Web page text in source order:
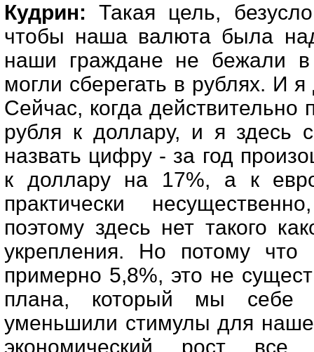
Кудрин: Такая цель,
чтобы наша валюта была
наши граждане не бежали
могли сберегать в рублях. И
Сейчас, когда действительно
рубля к доллару, и я здесь
назвать цифру - за год
к доллару на 17%, а к
практически
поэтому здесь нет такого
укрепления. Но потому что
примерно 5,8%, это не
плана, который мы
уменьшили стимулы для
экономический рост